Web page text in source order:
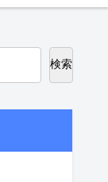
検索